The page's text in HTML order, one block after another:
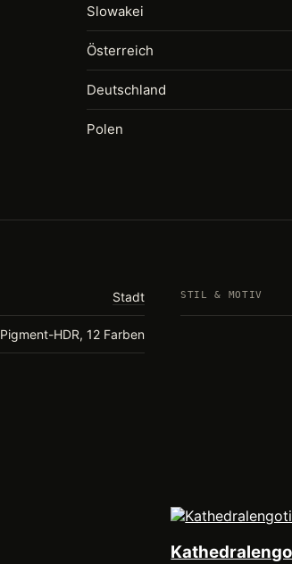
Slowakei
Österreich
Deutschland
Polen
Stadt STIL & MOTIV
Pigment-HDR, 12 Farben